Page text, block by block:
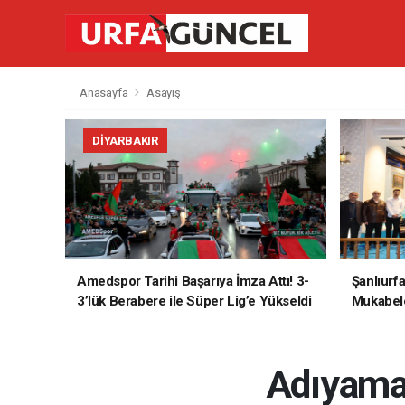
Anasayfa Asayiş
DIYARBAKIR
Amedspor Tarihi Başarıya İmza Attı! 3-
3’lük Berabere ile Süper Lig’e Yükseldi